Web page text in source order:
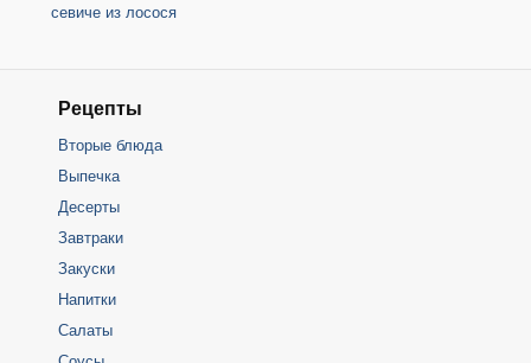
севиче из лосося
Рецепты
Вторые блюда
Выпечка
Десерты
Завтраки
Закуски
Напитки
Салаты